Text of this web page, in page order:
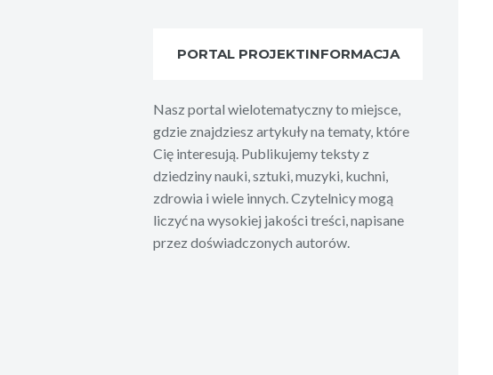
PORTAL PROJEKTINFORMACJA
Nasz portal wielotematyczny to miejsce,
gdzie znajdziesz artykuły na tematy, które
Cię interesują. Publikujemy teksty z
dziedziny nauki, sztuki, muzyki, kuchni,
zdrowia i wiele innych. Czytelnicy mogą
liczyć na wysokiej jakości treści, napisane
przez doświadczonych autorów.